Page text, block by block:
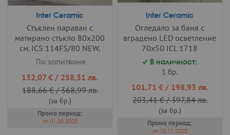
Inter Ceramic
Стъклен параван с
матирано стъкло 80х200
см. ICS 114FS/80 NEW,
Интер Керамик
По запитване
Промо
цена
132,07 € / 258,31 лв.
188,66 €/368,99 лв.
(за бр.)
Промо период:
от 01.05.2025
Inter Ceramic
Огледало за баня с
вградено LED осветление
70х50 ICL 1718
В наличност:
1 бр.
Промо
цена
101,71 €/ 198,93 лв.
203,41 €/397,84 лв.
(за бр.)
Промо период:
от 12.11.2025